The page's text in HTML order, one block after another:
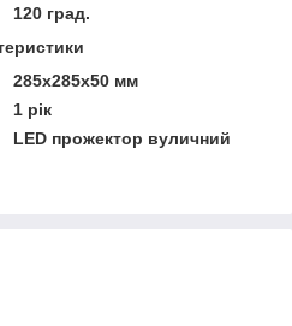
120 град.
285х285x50 мм
1 рік
LED прожектор вуличний